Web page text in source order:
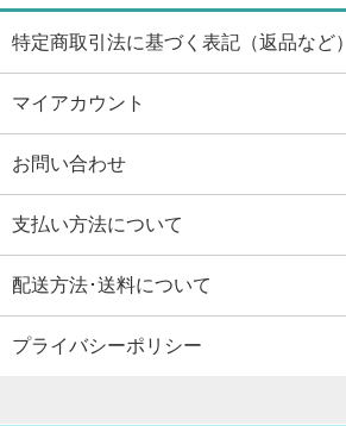
特定商取引法に基づく表記（返品など）
マイアカウント
お問い合わせ
支払い方法について
配送方法･送料について
プライバシーポリシー